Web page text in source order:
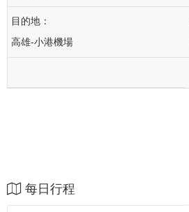
高雄-小港機場
每日行程